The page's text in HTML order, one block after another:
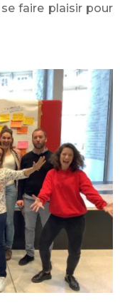
faire plaisir pour